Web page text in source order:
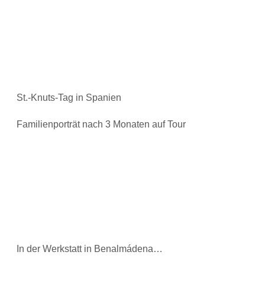
St.-Knuts-Tag in Spanien
Familienporträt nach 3 Monaten auf Tour
In der Werkstatt in Benalmádena…